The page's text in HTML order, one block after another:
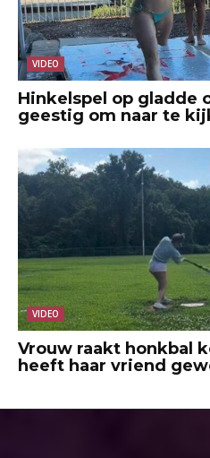
VIDEO
Hinkelspel op gladde
geestig om naar te
VIDEO
Vrouw raakt honkbal
heeft haar vriend